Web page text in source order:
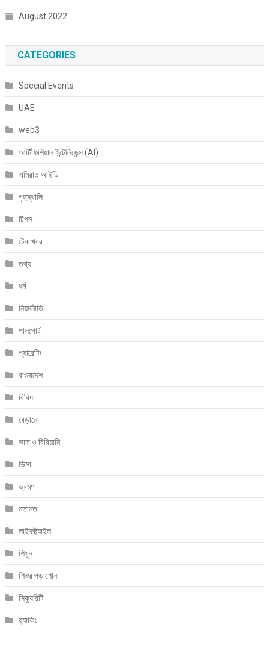
August 2022
CATEGORIES
Special Events
UAE
web3
আর্টিফিশিয়াল ইন্টেলিজেন্স (AI)
এমিরাত আইডি
গৃহস্থালি
টিপস
টেক খবর
তথ্য
ধর্ম
নিয়মনীতি
পাসপোর্ট
প্যারেন্টিং
বাংলাদেশ
বিবিধ
বেড়ানো
ভাত ও বিরিয়ানি
ভিসা
ভ্রমণ
মতামত
লাইফষ্ট্যাইল
শিখুন
শিশুর পড়াশোনা
সিক্যুরিটি
হ্যাকিং